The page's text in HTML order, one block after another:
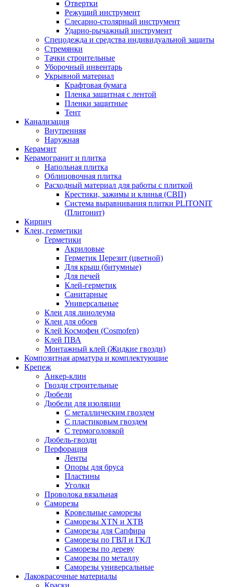
Отвертки
Режущий инструмент
Слесарно-столярный инструмент
Ударно-рычажный инструмент
Спецодежда и средства индивидуальной защиты
Стремянки
Тачки строительные
Уборочный инвентарь
Укрывной материал
Крафтовая бумага
Пленка защитная с лентой
Пленки защитные
Тент
Канализация
Внутренняя
Наружная
Керамзит
Керамогранит и плитка
Напольная плитка
Облицовочная плитка
Расходный материал для работы с плиткой
Крестики, зажимы и клинья (СВП)
Система выравнивания плитки PLITONIT
(Плитонит)
Кирпич
Клеи, герметики
Герметики
Акриловые
Герметик Церезит (цветной)
Для крыш (битумные)
Для печей
Клей-герметик
Санитарные
Универсальные
Клеи для линолеума
Клеи для обоев
Клей Космофен (Cosmofen)
Клей ПВА
Монтажный клей (Жидкие гвозди)
Композитная арматура и комплектующие
Крепеж
Анкер-клин
Гвозди строительные
Дюбели
Дюбели для изоляции
С металлическим гвоздем
С пластиковым гвоздем
С термоголовкой
Дюбель-гвозди
Перфорация
Ленты
Опоры для бруса
Пластины
Уголки
Проволока вязальная
Саморезы
Кровельные саморезы
Саморезы XTN и ХTB
Саморезы для Сапфира
Саморезы по ГВЛ и ГКЛ
Саморезы по дереву
Саморезы по металлу
Саморезы универсальные
Лакокрасочные материалы
Краски